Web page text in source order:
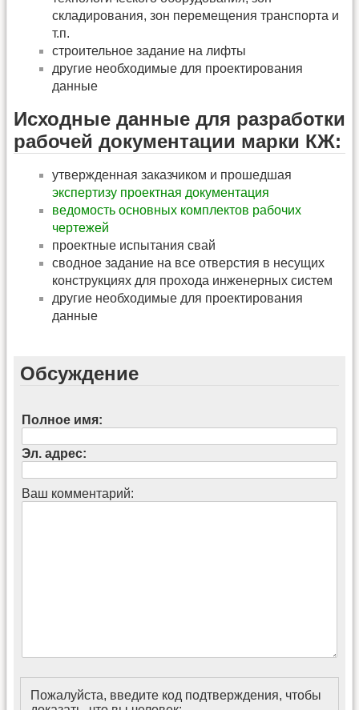
складирования, зон перемещения транспорта и
т.п.
строительное задание на лифты
другие необходимые для проектирования
данные
Исходные данные для разработки
рабочей документации марки КЖ:
утвержденная заказчиком и прошедшая
экспертизу проектная документация
ведомость основных комплектов рабочих
чертежей
проектные испытания свай
сводное задание на все отверстия в несущих
конструкциях для прохода инженерных систем
другие необходимые для проектирования
данные
Обсуждение
Полное имя:
Эл. адрес:
Ваш комментарий:
Пожалуйста, введите код подтверждения, чтобы